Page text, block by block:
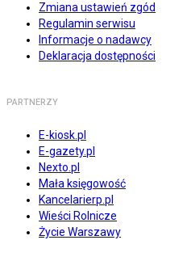
Zmiana ustawień zgód
Regulamin serwisu
Informacje o nadawcy
Deklaracja dostępności
PARTNERZY
E-kiosk.pl
E-gazety.pl
Nexto.pl
Mała księgowość
Kancelarierp.pl
Wieści Rolnicze
Życie Warszawy